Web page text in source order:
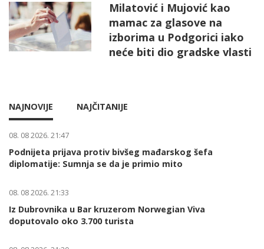
Milatović i Mujović kao
mamac za glasove na
izborima u Podgorici iako
neće biti dio gradske vlasti
NAJNOVIJE NAJČITANIJE
08. 08 2026. 21:47
Podnijeta prijava protiv bivšeg mađarskog šefa
diplomatije: Sumnja se da je primio mito
08. 08 2026. 21:33
Iz Dubrovnika u Bar kruzerom Norwegian Viva
doputovalo oko 3.700 turista